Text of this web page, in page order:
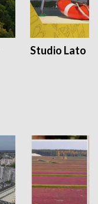
Studio Lato